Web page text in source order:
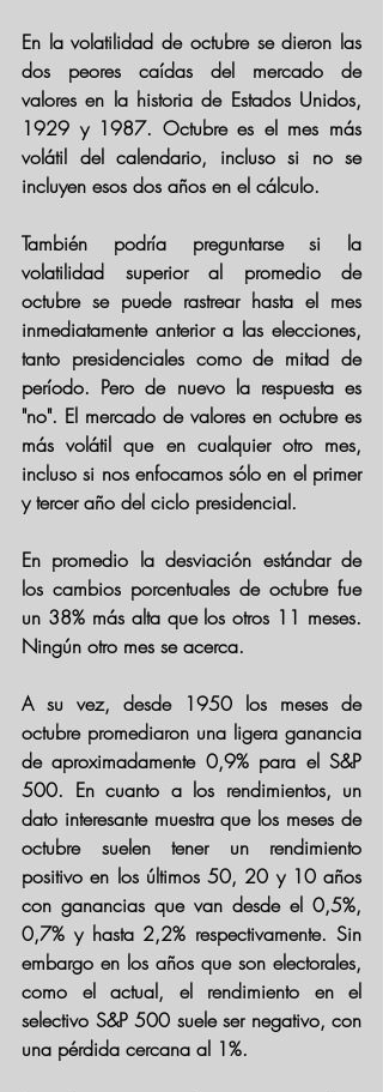
En la volatilidad de octubre se dieron las
dos peores caídas del mercado de
valores en la historia de Estados Unidos,
1929 y 1987. Octubre es el mes más
volátil del calendario, incluso si no se
incluyen esos dos años en el cálculo.
También podría preguntarse si la
volatilidad superior al promedio de
octubre se puede rastrear hasta el mes
inmediatamente anterior a las elecciones,
tanto presidenciales como de mitad de
período. Pero de nuevo la respuesta es
"no". El mercado de valores en octubre es
más volátil que en cualquier otro mes,
incluso si nos enfocamos sólo en el primer
y tercer año del ciclo presidencial.
En promedio la desviación estándar de
los cambios porcentuales de octubre fue
un 38% más alta que los otros 11 meses.
Ningún otro mes se acerca.
A su vez, desde 1950 los meses de
octubre promediaron una ligera ganancia
de aproximadamente 0,9% para el S&P
500. En cuanto a los rendimientos, un
dato interesante muestra que los meses de
octubre suelen tener un rendimiento
positivo en los últimos 50, 20 y 10 años
con ganancias que van desde el 0,5%,
0,7% y hasta 2,2% respectivamente. Sin
embargo en los años que son electorales,
como el actual, el rendimiento en el
selectivo S&P 500 suele ser negativo, con
una pérdida cercana al 1%.